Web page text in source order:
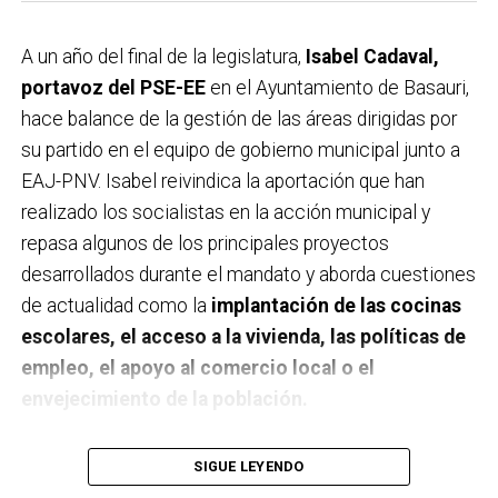
A un año del final de la legislatura, Isabel Cadaval,
portavoz del PSE-EEen el Ayuntamiento de Basauri,
hace balance de la gestión de las áreas dirigidas por
su partido en el equipo de gobierno municipal junto a
EAJ-PNV. Isabel reivindica la aportación que han
realizado los socialistas en la acción municipal y
repasa algunos de los principales proyectos
desarrollados durante el mandato y aborda cuestiones
de actualidad como la implantación de las cocinas
escolares, el acceso a la vivienda, las políticas de
empleo, el apoyo al comercio local o el
envejecimiento de la población.
A un año de acabar la legislatura, ¿qué balance
haces de la gestión del PSE en tus áreas dentro
SIGUE LEYENDO